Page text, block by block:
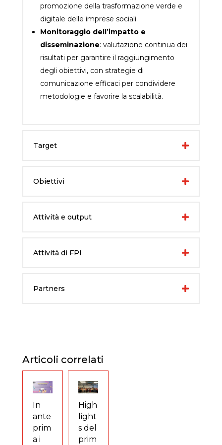
promozione della trasformazione verde e
digitale delle imprese sociali.
Monitoraggio dell’impatto e
disseminazione: valutazione continua dei
risultati per garantire il raggiungimento
degli obiettivi, con strategie di
comunicazione efficaci per condividere
metodologie e favorire la scalabilità.
Target
Obiettivi
Attività e output
Attività di FPI
Partners
Articoli correlati
In
ante
prim
a i
High
light
s del
prim